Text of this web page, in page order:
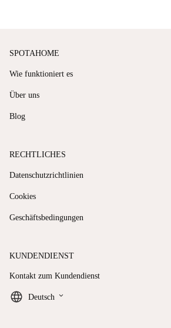
SPOTAHOME
Wie funktioniert es
Über uns
Blog
RECHTLICHES
Datenschutzrichtlinien
Cookies
Geschäftsbedingungen
KUNDENDIENST
Kontakt zum Kundendienst
Deutsch keyboard_arrow_down